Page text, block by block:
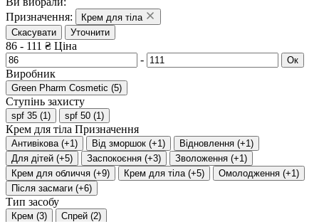
Призначення:
Крем для тіла
Скасувати
Уточнити
86 - 111 ₴ Ціна
-
Ок
Виробник
Green Pharm Cosmetic (5)
Ступінь захисту
spf 35 (1 ) spf 50 (1 )
Крем для тіла Призначення
Антивікова (+1 ) Від зморшок (+1 ) Відновлення (+1 )
Для дітей (+5) Заспокоєння (+3) Зволоження (+1 )
Крем для обличчя (+9) Крем для тіла (+5) Омолодження (+1 )
Після засмаги (+6)
Тип засобу
Крем (3) Спрей (2)